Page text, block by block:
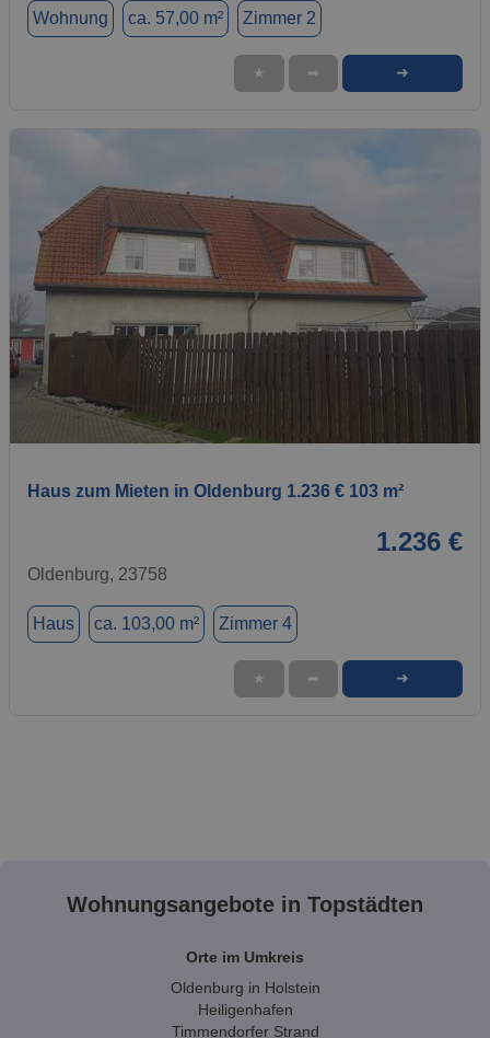
Wohnung ca. 57,00 m² Zimmer 2
★ ➦ ➜
Haus zum Mieten in Oldenburg 1.236 € 103 m²
1.236 €
Oldenburg, 23758
Haus ca. 103,00 m² Zimmer 4
★ ➦ ➜
Wohnungsangebote in Topstädten
Orte im Umkreis
Oldenburg in Holstein
Heiligenhafen
Timmendorfer Strand